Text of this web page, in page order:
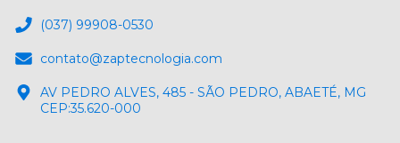
(037) 99908-0530
contato@zaptecnologia.com
AV PEDRO ALVES, 485 - SÃO PEDRO, ABAETÉ, MG
CEP:35.620-000